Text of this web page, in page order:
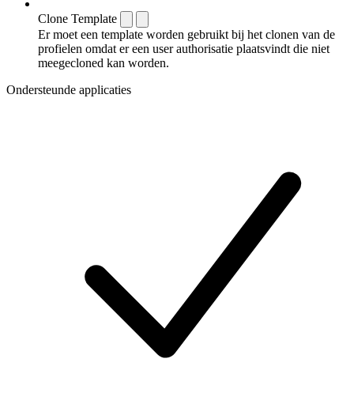
Clone Template
Er moet een template worden gebruikt bij het clonen van de
profielen omdat er een user authorisatie plaatsvindt die niet
meegecloned kan worden.
Ondersteunde applicaties